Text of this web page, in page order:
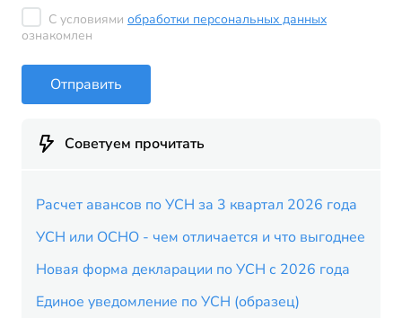
С условиями обработки персональных данных
ознакомлен
Отправить
Советуем прочитать
Расчет авансов по УСН за 3 квартал 2026 года
УСН или ОСНО - чем отличается и что выгоднее
Новая форма декларации по УСН с 2026 года
Единое уведомление по УСН (образец)